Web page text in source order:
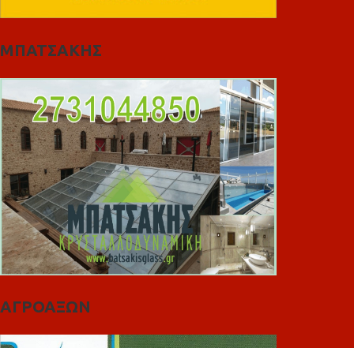
ΜΠΑΤΣΑΚΗΣ
ΑΓΡΟΑΞΩΝ